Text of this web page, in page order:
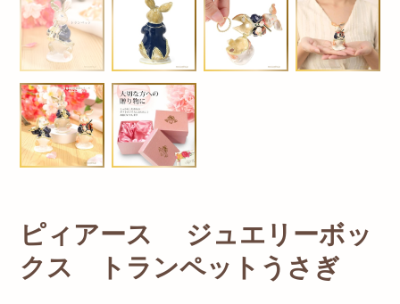
ピィアース ジュエリーボッ
クス トランペットうさぎ